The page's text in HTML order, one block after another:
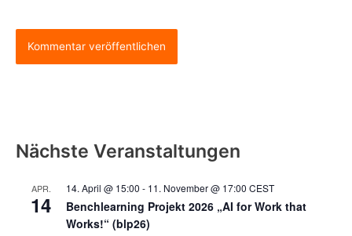
Nächste Veranstaltungen
APR.
14
14. April @ 15:00 - 11. November @ 17:00 CEST
Benchlearning Projekt 2026 „AI for Work that
Works!“ (blp26)